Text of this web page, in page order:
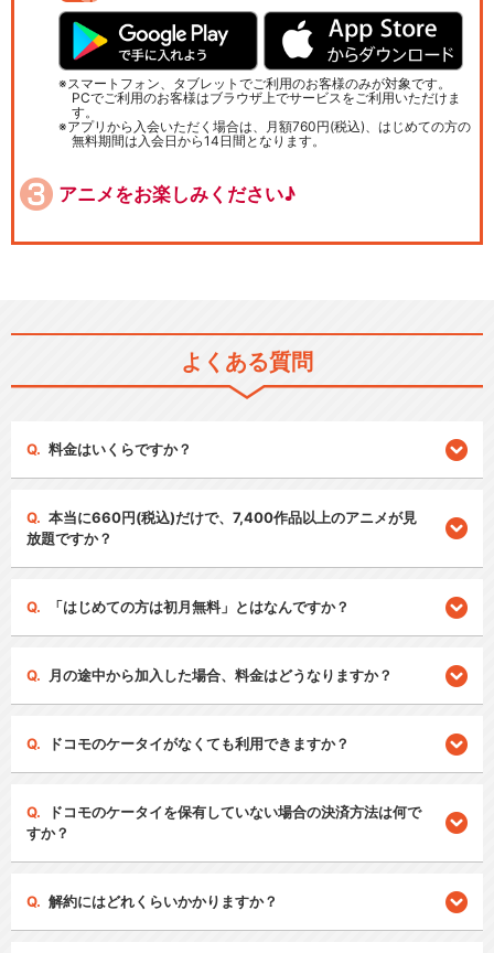
スマートフォン、タブレットでご利用のお客様のみが対象です。
PCでご利用のお客様はブラウザ上でサービスをご利用いただけま
す。
アプリから入会いただく場合は、月額760円(税込)、はじめての方の
無料期間は入会日から14日間となります。
アニメをお楽しみください♪
よくある質問
料金はいくらですか？
本当に660円(税込)だけで、7,400作品以上のアニメが見
放題ですか？
「はじめての方は初月無料」とはなんですか？
月の途中から加入した場合、料金はどうなりますか？
ドコモのケータイがなくても利用できますか？
ドコモのケータイを保有していない場合の決済方法は何で
すか？
解約にはどれくらいかかりますか？